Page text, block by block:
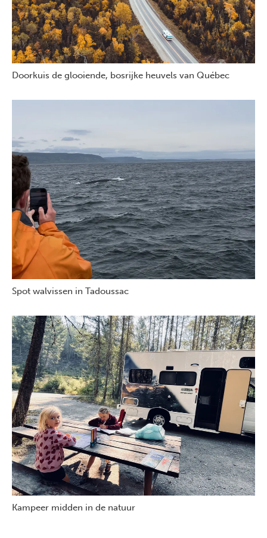
Doorkuis de glooiende, bosrijke heuvels van Québec
Spot walvissen in Tadoussac
Kampeer midden in de natuur